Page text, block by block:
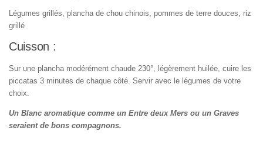
Légumes grillés, plancha de chou chinois, pommes de terre douces, riz
grillé
Cuisson :
Sur une plancha modérément chaude 230°, légèrement huilée, cuire les
piccatas 3 minutes de chaque côté. Servir avec le légumes de votre
choix.
Un Blanc aromatique comme un Entre deux Mers ou un Graves
seraient de bons compagnons.